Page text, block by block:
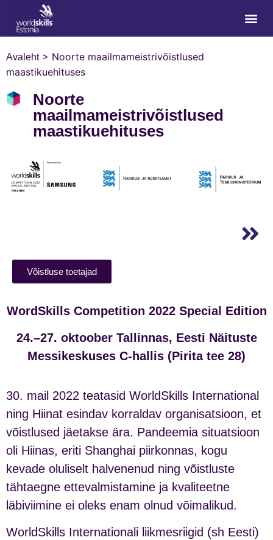
Avaleht> Noorte maailmameistrivõistlused
maastikuehituses
Noorte
maailmameistrivõistlused
maastikuehituses
Võistluse toetajad
WordSkills Competition 2022 Special Edition
24.–27. oktoober Tallinnas, Eesti Näituste
Messikeskuses C-hallis (Pirita tee 28)
30. mail 2022 teatasid WorldSkills International
ning Hiinat esindav korraldav organisatsioon, et
võistlused jäetakse ära. Pandeemia situatsioon
oli Hiinas, eriti Shanghai piirkonnas, kogu
kevade oluliselt halvenenud ning võistluste
tähtaegne ettevalmistamine ja kvaliteetne
läbiviimine ei oleks enam olnud võimalikud.
WorldSkills Internationali liikmesriigid (sh Eesti)